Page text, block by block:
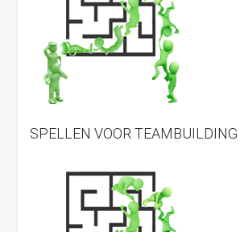
SPELLEN VOOR TEAMBUILDING